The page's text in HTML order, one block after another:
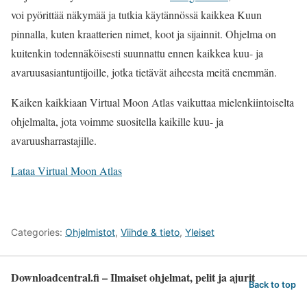
voi pyörittää näkymää ja tutkia käytännössä kaikkea Kuun
pinnalla, kuten kraatterien nimet, koot ja sijainnit. Ohjelma on
kuitenkin todennäköisesti suunnattu ennen kaikkea kuu- ja
avaruusasiantuntijoille, jotka tietävät aiheesta meitä enemmän.
Kaiken kaikkiaan Virtual Moon Atlas vaikuttaa mielenkiintoiselta
ohjelmalta, jota voimme suositella kaikille kuu- ja
avaruusharrastajille.
Lataa Virtual Moon Atlas
Categories: Ohjelmistot, Viihde & tieto, Yleiset
Downloadcentral.fi – Ilmaiset ohjelmat, pelit ja ajuritBack to top